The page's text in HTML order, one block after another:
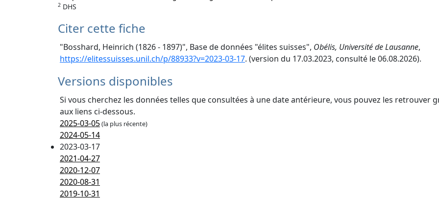
2 DHS
Citer cette fiche
"Bosshard, Heinrich (1826 - 1897)", Base de données "élites suisses", Obélis, Université de Lausanne,
https://elitessuisses.unil.ch/p/88933?v=2023-03-17. (version du 17.03.2023, consulté le 06.08.2026).
Versions disponibles
Si vous cherchez les données telles que consultées à une date antérieure, vous pouvez les retrouver
aux liens ci-dessous.
2025-03-05(la plus récente)
2024-05-14
2023-03-17
2021-04-27
2020-12-07
2020-08-31
2019-10-31